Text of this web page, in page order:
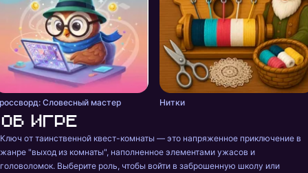
Словесный мастер Нитки
Об игре
Ключ от таинственной квест-комнаты — это напряженное приключение в
жанре "выход из комнаты", наполненное элементами ужасов и
головоломок. Выберите роль, чтобы войти в заброшенную школу или